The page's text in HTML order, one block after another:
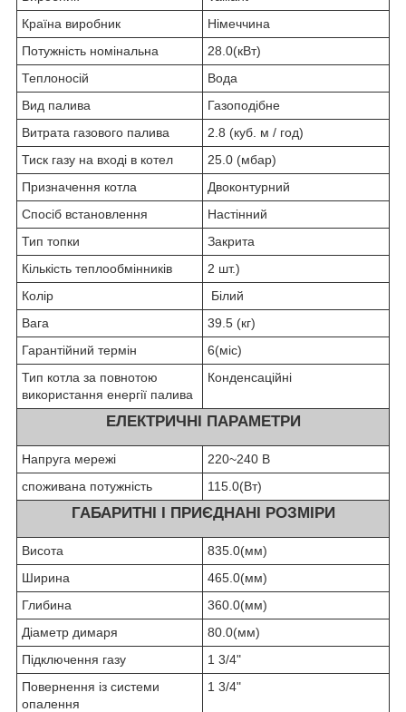
Країна виробник
Німеччина
Потужність номінальна
28.0(кВт)
Теплоносій
Вода
Вид палива
Газоподібне
Витрата газового палива
2.8 (куб. м / год)
Тиск газу на вході в котел
25.0 (мбар)
Призначення котла
Двоконтурний
Спосіб встановлення
Настінний
Тип топки
Закрита
Кількість теплообмінників
2 шт.)
Колір
Білий
Вага
39.5 (кг)
Гарантійний термін
6(міс)
Тип котла за повнотою
використання енергії палива
Конденсаційні
ЕЛЕКТРИЧНІ ПАРАМЕТРИ
Напруга мережі
220~240 В
споживана потужність
115.0(Вт)
ГАБАРИТНІ І ПРИЄДНАНІ РОЗМІРИ
Висота
835.0(мм)
Ширина
465.0(мм)
Глибина
360.0(мм)
Діаметр димаря
80.0(мм)
Підключення газу
1 3/4"
Повернення із системи
опалення
1 3/4"